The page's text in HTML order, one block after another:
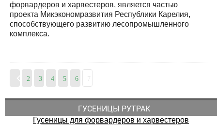
форвардеров и харвестеров, является частью
проекта Микэкономразвития Республики Карелия,
способствующего развитию лесопромышленного
комплекса.
2 3 4 5 6 7
ГУСЕНИЦЫ РУТРАК
Гусеницы для форвардеров и харвестеров